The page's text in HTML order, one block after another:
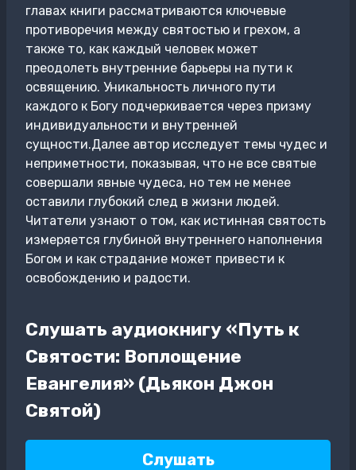
главах книги рассматриваются ключевые
противоречия между святостью и грехом, а
также то, как каждый человек может
преодолеть внутренние барьеры на пути к
освящению. Уникальность личного пути
каждого к Богу подчеркивается через призму
индивидуальности и внутренней
сущности.Далее автор исследует темы чудес и
неприметности, показывая, что не все святые
совершали явные чудеса, но тем не менее
оставили глубокий след в жизни людей.
Читатели узнают о том, как истинная святость
измеряется глубиной внутреннего наполнения
Богом и как страдание может привести к
освобождению и радости.
Слушать аудиокнигу «Путь к
Святости: Воплощение
Евангелия» (Дьякон Джон
Святой)
Слушать